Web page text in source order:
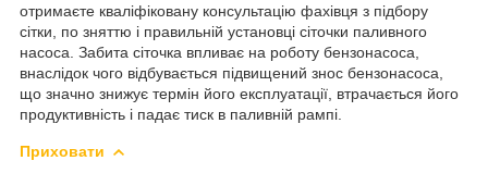
отримаєте кваліфіковану консультацію фахівця з підбору
сітки, по зняттю і правильній установці сіточки паливного
насоса. Забита сіточка впливає на роботу бензонасоса,
внаслідок чого відбувається підвищений знос бензонасоса,
що значно знижує термін його експлуатації, втрачається його
продуктивність і падає тиск в паливній рампі.
Приховати